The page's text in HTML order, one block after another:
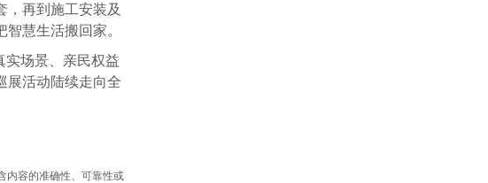
，再到施工安装及
慧生活搬回家。
实场景、亲民权益
展活动陆续走向全
内容的准确性、可靠性或